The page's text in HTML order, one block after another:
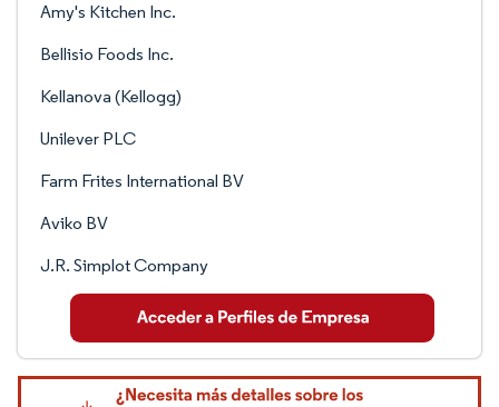
Amy's Kitchen Inc.
Bellisio Foods Inc.
Kellanova (Kellogg)
Unilever PLC
Farm Frites International BV
Aviko BV
J.R. Simplot Company